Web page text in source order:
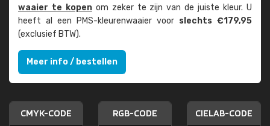
waaier te kopenom zeker te zijn van de juiste kleur. U
heeft al een PMS-kleuren­waaier voor slechts €179,95
(exclusief BTW).
Meer info / bestellen
CMYK-CODE RGB-CODE CIELAB-CODE